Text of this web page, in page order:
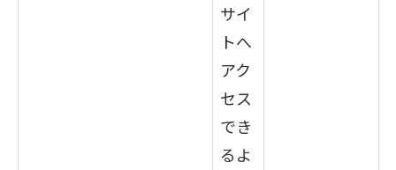
サイ
トへ
アク
セス
でき
るよ